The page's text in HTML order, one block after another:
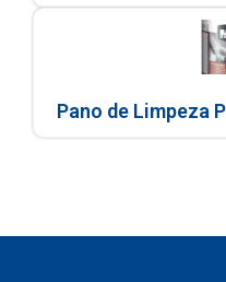
Pano de Limpeza